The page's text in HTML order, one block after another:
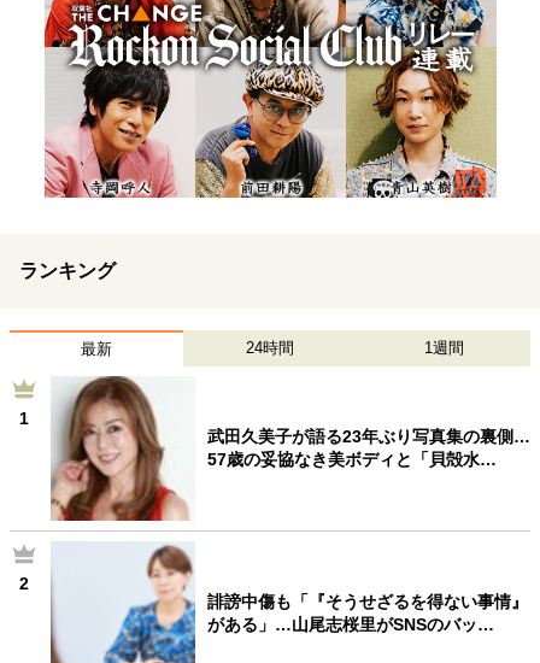
ランキング
最新 24時間 1週間
1
武田久美子が語る23年ぶり写真集の裏側…
57歳の妥協なき美ボディと「貝殻水…
2
誹謗中傷も「『そうせざるを得ない事情』
がある」…山尾志桜里がSNSのバッ…